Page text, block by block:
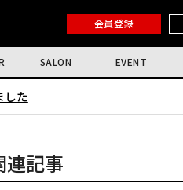
会員登録
SALON EVENT
した
連記事